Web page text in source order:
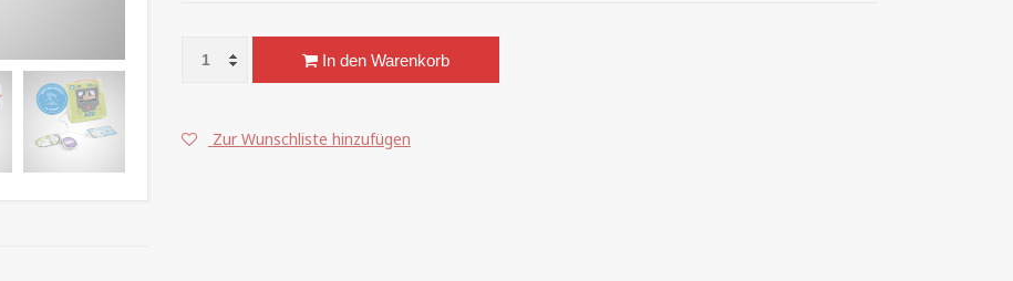
ZOLL AED3 CPR Uni-padz™ Universal III Elektrode (Erwachsene/Kinder) inkl. Erste Hilfe Set Menge
In den Warenkorb
Zur Wunschliste hinzufügen